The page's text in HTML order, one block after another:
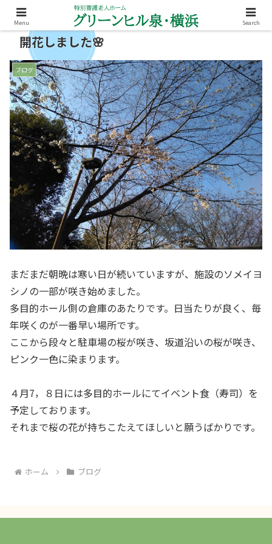
開花しました🌸
ブログ
まだまだ朝晩は寒い日が続いていますが、施設のソメイヨ
シノの一部が咲き始めました。
多目的ホール側の倉庫のあたりです。日当たりが良く、毎
年咲くのが一番早い場所です。
ここから段々と駐車場の桜が咲き、坂道沿いの桜が咲き、
ピンク一色に染まります。
４月7，８日には多目的ホールにてイベント食（寿司）を
予定しております。
それまで桜の花が持ちこたえてほしいと願うばかりです。
ホーム ブログ
Menu Search